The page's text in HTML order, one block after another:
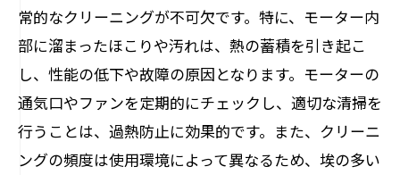
常的なクリーニングが不可欠です。特に、モーター内
部に溜まったほこりや汚れは、熱の蓄積を引き起こ
し、性能の低下や故障の原因となります。モーターの
通気口やファンを定期的にチェックし、適切な清掃を
行うことは、過熱防止に効果的です。また、クリーニ
ングの頻度は使用環境によって異なるため、埃の多い